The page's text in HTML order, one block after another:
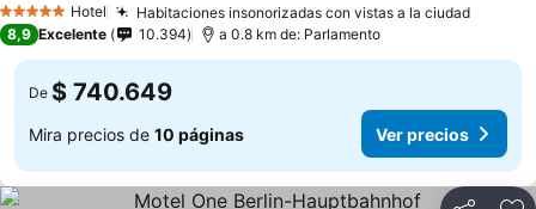
5 Estrellas Hotel Habitaciones insonorizadas con vistas a la ciudad
8,9 Excelente 10.394 a 0.8 km de: Parlamento
De $ 740.649
Mira precios de 10 páginas Ver precios